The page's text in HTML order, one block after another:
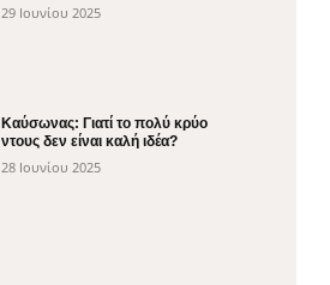
29 Ιουνίου 2025
Καύσωνας: Γιατί το πολύ κρύο
ντους δεν είναι καλή ιδέα?
28 Ιουνίου 2025